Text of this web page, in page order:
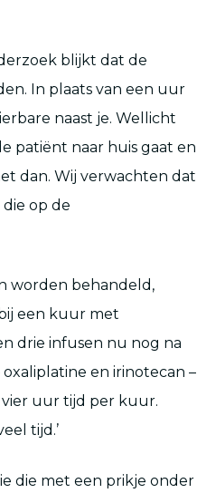
blijkt dat de
In plaats van een uur
naast je. Wellicht
patiënt naar huis gaat en
dan. Wij verwachten dat
op de
worden behandeld,
een kuur met
drie infusen nu nog na
en irinotecan –
uur tijd per kuur.
tijd.’
die met een prikje onder